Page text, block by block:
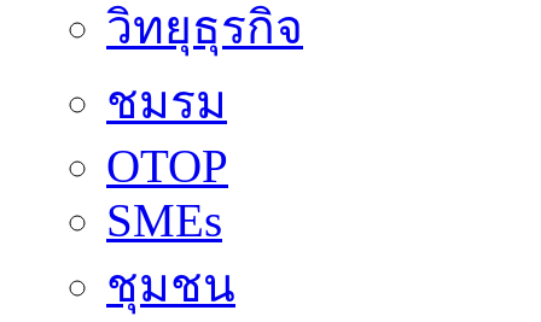
วิทยุธุรกิจ
ชมรม
OTOP
SMEs
ชุมชน